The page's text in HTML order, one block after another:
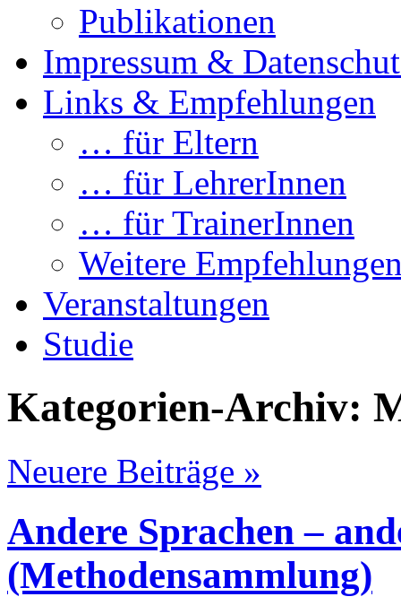
Publikationen
Impressum &
Links & Empfehlungen
… für Eltern
… für LehrerInnen
… für TrainerInnen
Weitere
Veranstaltungen
Studie
Kategorien-Archiv:
Neuere Beiträge »
Andere Sprachen –
(Methodensammlung)